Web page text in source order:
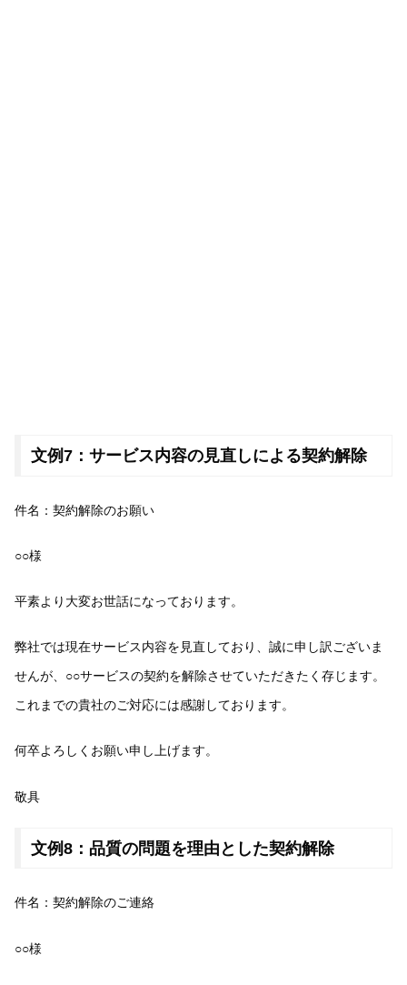
文例7：サービス内容の見直しによる契約解除
件名：契約解除のお願い
○○様
平素より大変お世話になっております。
弊社では現在サービス内容を見直しており、誠に申し訳ございま
せんが、○○サービスの契約を解除させていただきたく存じます。
これまでの貴社のご対応には感謝しております。
何卒よろしくお願い申し上げます。
敬具
文例8：品質の問題を理由とした契約解除
件名：契約解除のご連絡
○○様